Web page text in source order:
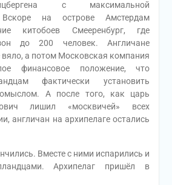
с максимальной
Вскоре на острове Амстердам
китобоев Смееренбург, где
до 200 человек. Англичане
вяло, а потом Московская компания
финансовое положение, что
фактически установить
А после того, как царь
лишил «москвичей» всех
англичан на архипелаге остались
Вместе с ними испарились и
Архипелаг пришёл в